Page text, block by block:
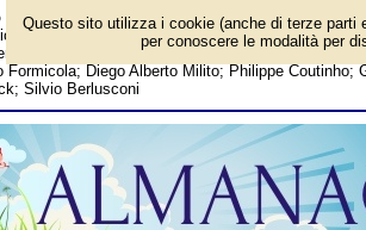
del 12 giugno - Santi del giorno
eventi storici, successi sportivi, anniversari
Indiana Jones debutta sul grande schermo;
Formicola; Diego Alberto Milito; Philippe
Silvio Berlusconi
Questo sito utilizza i cookie (anche di terze parti
per conoscere le modalità per